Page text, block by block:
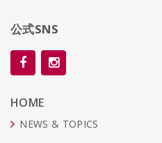
公式SNS
HOME
NEWS & TOPICS